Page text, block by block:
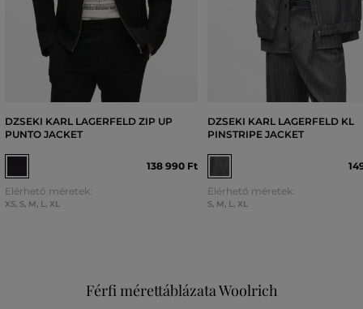
DZSEKI KARL LAGERFELD ZIP UP
PUNTO JACKET
138 990 Ft
Elérhető méretek:
XS, S, M, L, XL
DZSEKI KARL LAGERFELD KL
PINSTRIPE JACKET
Elérhető méretek:
S, M, L, XL
Férfi mérettáblázata Woolrich